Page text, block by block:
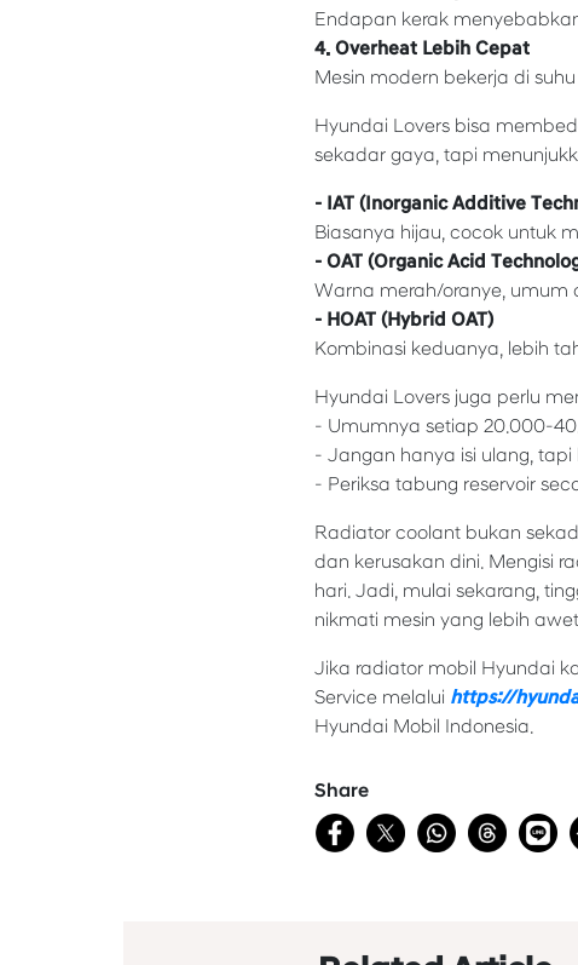
Endapan kerak
4. Overheat Lebih Cepat
Mesin modern bekerja di
Hyundai Lovers bisa
sekadar gaya, tapi
- IAT (Inorganic Additive
Biasanya hijau, cocok untuk
- OAT (Organic Acid
Warna merah/oranye, umum
- HOAT (Hybrid OAT)
Kombinasi keduanya, lebih
Hyundai Lovers juga perlu
- Umumnya setiap 20.000-
- Jangan hanya isi ulang,
- Periksa tabung reservoir
Radiator coolant bukan
dan kerusakan dini. Mengisi
hari. Jadi, mulai sekarang,
nikmati mesin yang lebih
Jika radiator mobil Hyundai
Service melalui https://
Hyundai Mobil Indonesia.
Share